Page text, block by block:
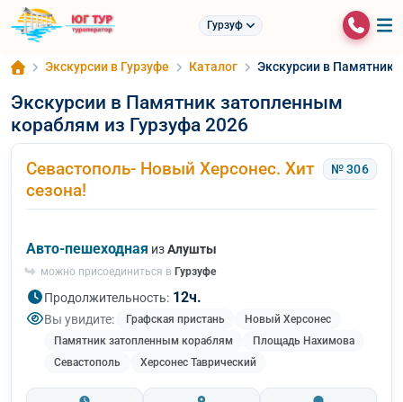
Гурзуф
Экскурсии в Гурзуфе Каталог Экскурсии в Памятник
Экскурсии в Памятник затопленным
кораблям из Гурзуфа 2026
Севастополь- Новый Херсонес. Хит
сезона!
№ 306
Авто-пешеходная изАлушты
можно присоединиться в Гурзуфе
Продолжительность: 12ч.
Вы увидите: Графская пристань
Новый Херсонес
Памятник затопленным кораблям
Площадь Нахимова
Севастополь
Херсонес Таврический